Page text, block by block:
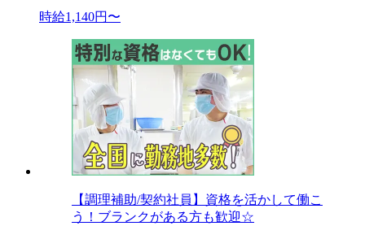
時給1,140円〜
【調理補助/契約社員】資格を活かして働こ
う！ブランクがある方も歓迎☆